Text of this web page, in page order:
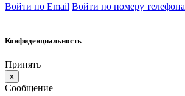
Войти по Email Войти по номеру телефона
Конфиденциальность
Принять
x
Сообщение